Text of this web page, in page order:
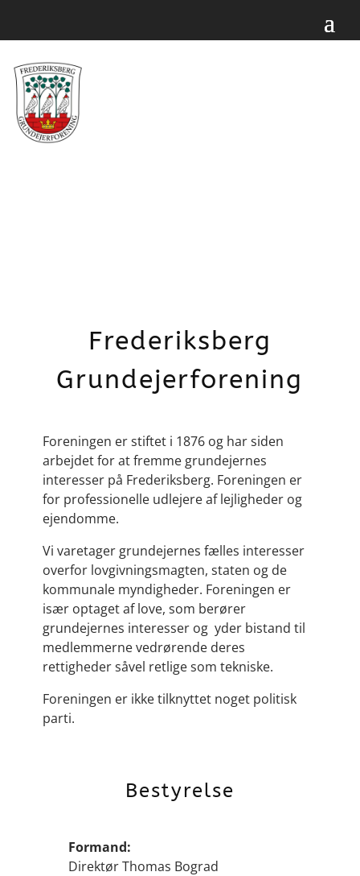
Frederiksberg
Grundejerforening
Foreningen er stiftet i 1876 og har siden
arbejdet for at fremme grundejernes
interesser på Frederiksberg. Foreningen er
for professionelle udlejere af lejligheder og
ejendomme.
Vi varetager grundejernes fælles interesser
overfor lovgivningsmagten, staten og de
kommunale myndigheder. Foreningen er
især optaget af love, som berører
grundejernes interesser og yder bistand til
medlemmerne vedrørende deres
rettigheder såvel retlige som tekniske.
Foreningen er ikke tilknyttet noget politisk
parti.
Bestyrelse
Formand:
Direktør Thomas Bograd